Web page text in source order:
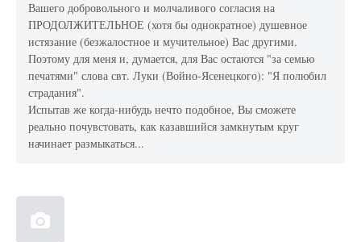
Вашего добровольного и молчаливого согласия на
ПРОДОЛЖИТЕЛЬНОЕ (хотя бы однократное) душевное
истязание (безжалостное и мучительное) Вас другими.
Поэтому для меня и, думается, для Вас остаются "за семью
печатями" слова свт. Луки (Войно-Ясенецкого): "Я полюбил
страдания".
Испытав же когда-нибудь нечто подобное, Вы сможете
реально почувстовать, как казавшийся замкнутым круг
начинает размыкаться...